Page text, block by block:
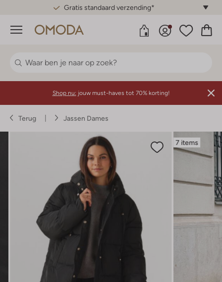
Gratis standaard verzending*
Menu
Shop nu: jouw must-haves tot 70% korting!
Terug Jassen Dames
7 items